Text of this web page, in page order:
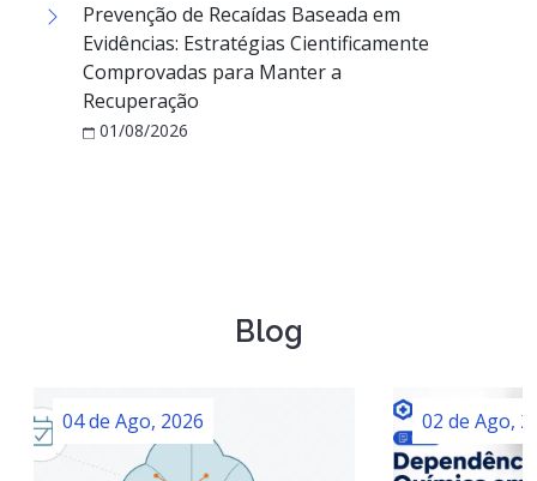
Prevenção de Recaídas Baseada em
Evidências: Estratégias Cientificamente
Comprovadas para Manter a
Recuperação
01/08/2026
Blog
04 de Ago, 2026 02 de Ago,